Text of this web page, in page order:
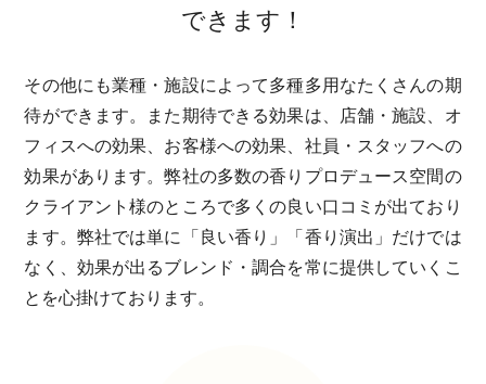
できます！
その他にも業種・施設によって多種多用なたくさんの期
待ができます。また期待できる効果は、店舗・施設、オ
フィスへの効果、お客様への効果、社員・スタッフへの
効果があります。弊社の多数の香りプロデュース空間の
クライアント様のところで多くの良い口コミが出ており
ます。弊社では単に「良い香り」「香り演出」だけでは
なく、効果が出るブレンド・調合を常に提供していくこ
とを心掛けております。